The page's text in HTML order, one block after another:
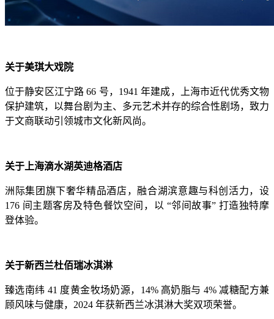
关于美琪大戏院
位于静安区江宁路 66 号，1941 年建成，上海市近代优秀文物
保护建筑，以舞台剧为主、多元艺术并存的综合性剧场，致力
于文商联动引领城市文化新风尚。
关于上海滴水湖英迪格酒店
洲际集团旗下奢华精品酒店，融合湖滨意趣与科创活力，设
176 间主题客房及特色餐饮空间，以 “邻间故事” 打造独特摩
登体验。
关于新西兰杜佰瑞冰淇淋
臻选南纬 41 度黄金牧场奶源，14% 高奶脂与 4% 减糖配方兼
顾风味与健康，2024 年获新西兰冰淇淋大奖双项荣誉。